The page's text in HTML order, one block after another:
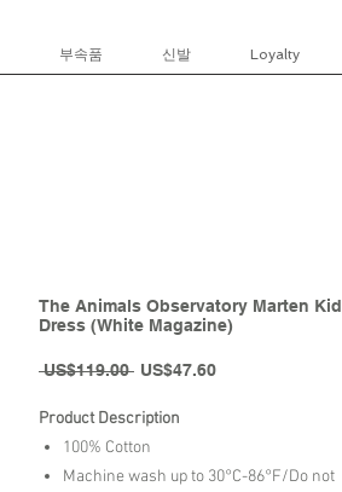
부속품 신발 Loyalty
The Animals Observatory Marten Kid
Dress (White Magazine)
US$119.00 일
가
US$47.60할
Product Description
100% Cotton
Machine wash up to 30°C-86°F/Do not